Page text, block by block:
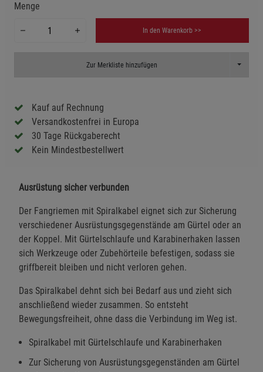
Menge
In den Warenkorb >>
Zur Merkliste hinzufügen Toggle
Kauf auf Rechnung
Versandkostenfrei in Europa
30 Tage Rückgaberecht
Kein Mindestbestellwert
Ausrüstung sicher verbunden
Der Fangriemen mit Spiralkabel eignet sich zur Sicherung
verschiedener Ausrüstungsgegenstände am Gürtel oder an
der Koppel. Mit Gürtelschlaufe und Karabinerhaken lassen
sich Werkzeuge oder Zubehörteile befestigen, sodass sie
griffbereit bleiben und nicht verloren gehen.
Das Spiralkabel dehnt sich bei Bedarf aus und zieht sich
anschließend wieder zusammen. So entsteht
Bewegungsfreiheit, ohne dass die Verbindung im Weg ist.
Spiralkabel mit Gürtelschlaufe und Karabinerhaken
Zur Sicherung von Ausrüstungsgegenständen am Gürtel